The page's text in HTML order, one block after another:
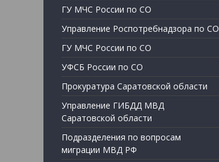
ГУ МЧС России по СО
Управление Роспотребнадзора по СО
ГУ МЧС России по СО
УФСБ России по СО
Прокуратура Саратовской области
Управление ГИБДД МВД
Саратовской области
Подразделения по вопросам
миграции МВД РФ